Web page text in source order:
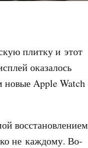
плитку и этот
оказалось
новые Apple Watch
восстановлением
не каждому. Во-